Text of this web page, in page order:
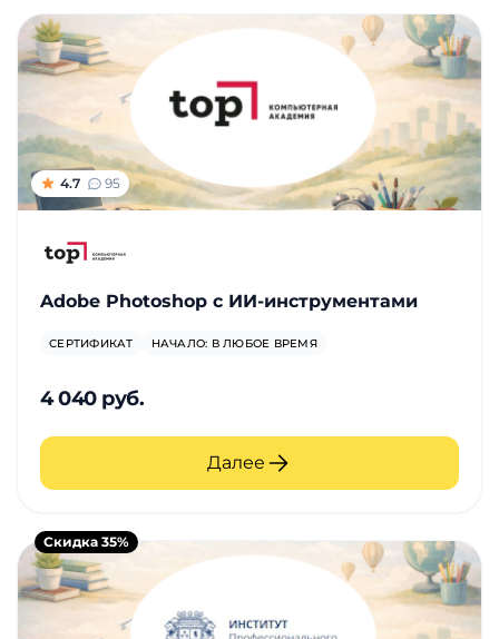
4.7 95
Adobe Photoshop с ИИ-инструментами
СЕРТИФИКАТ НАЧАЛО: В ЛЮБОЕ ВРЕМЯ
4 040 руб.
Далее
Скидка 35%